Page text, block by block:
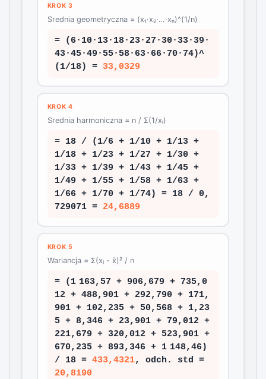
KROK 3
Srednia geometryczna = (x₁·x₂·…·xₙ)^(1/n)
= (6·10·13·18·23·27·30·33·39·
43·45·49·55·58·63·66·70·74)^
(1/18) = 33,0329
KROK 4
Srednia harmoniczna = n / Σ(1/xᵢ)
= 18 / (1/6 + 1/10 + 1/13 +
1/18 + 1/23 + 1/27 + 1/30 +
1/33 + 1/39 + 1/43 + 1/45 +
1/49 + 1/55 + 1/58 + 1/63 +
1/66 + 1/70 + 1/74) = 18 / 0,
729071 = 24,6889
KROK 5
Wariancja = Σ(xᵢ - x̄)² / n
= (1 163,57 + 906,679 + 735,0
12 + 488,901 + 292,790 + 171,
901 + 102,235 + 50,568 + 1,23
5 + 8,346 + 23,901 + 79,012 +
221,679 + 320,012 + 523,901 +
670,235 + 893,346 + 1 148,46)
/ 18 = 433,4321, odch. std =
20,8190